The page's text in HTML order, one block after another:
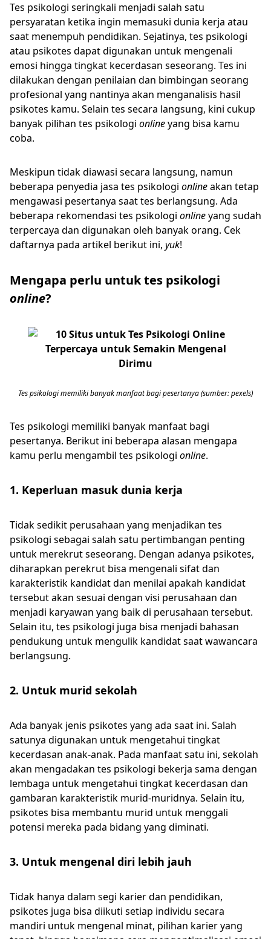
Tes psikologi seringkali menjadi salah satu
persyaratan ketika ingin memasuki dunia kerja atau
saat menempuh pendidikan. Sejatinya, tes psikologi
atau psikotes dapat digunakan untuk mengenali
emosi hingga tingkat kecerdasan seseorang. Tes ini
dilakukan dengan penilaian dan bimbingan seorang
profesional yang nantinya akan menganalisis hasil
psikotes kamu. Selain tes secara langsung, kini cukup
banyak pilihan tes psikologi onlineyang bisa kamu
coba.
Meskipun tidak diawasi secara langsung, namun
beberapa penyedia jasa tes psikologi onlineakan tetap
mengawasi pesertanya saat tes berlangsung. Ada
beberapa rekomendasi tes psikologi onlineyang sudah
terpercaya dan digunakan oleh banyak orang. Cek
daftarnya pada artikel berikut ini, yuk!
Mengapa perlu untuk tes psikologi
online?
Tes psikologi memiliki banyak manfaat bagi pesertanya (sumber: pexels)
Tes psikologi memiliki banyak manfaat bagi
pesertanya. Berikut ini beberapa alasan mengapa
kamu perlu mengambil tes psikologi online.
1. Keperluan masuk dunia kerja
Tidak sedikit perusahaan yang menjadikan tes
psikologi sebagai salah satu pertimbangan penting
untuk merekrut seseorang. Dengan adanya psikotes,
diharapkan perekrut bisa mengenali sifat dan
karakteristik kandidat dan menilai apakah kandidat
tersebut akan sesuai dengan visi perusahaan dan
menjadi karyawan yang baik di perusahaan tersebut.
Selain itu, tes psikologi juga bisa menjadi bahasan
pendukung untuk mengulik kandidat saat wawancara
berlangsung.
2. Untuk murid sekolah
Ada banyak jenis psikotes yang ada saat ini. Salah
satunya digunakan untuk mengetahui tingkat
kecerdasan anak-anak. Pada manfaat satu ini, sekolah
akan mengadakan tes psikologi bekerja sama dengan
lembaga untuk mengetahui tingkat kecerdasan dan
gambaran karakteristik murid-muridnya. Selain itu,
psikotes bisa membantu murid untuk menggali
potensi mereka pada bidang yang diminati.
3. Untuk mengenal diri lebih jauh
Tidak hanya dalam segi karier dan pendidikan,
psikotes juga bisa diikuti setiap individu secara
mandiri untuk mengenal minat, pilihan karier yang